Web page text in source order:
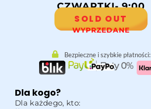
CZWARTKI- 9:00
SOLD OUT
WYPRZEDANE
Bezpieczne i szybkie płatności:
Dla kogo?
Dla każdego, kto: